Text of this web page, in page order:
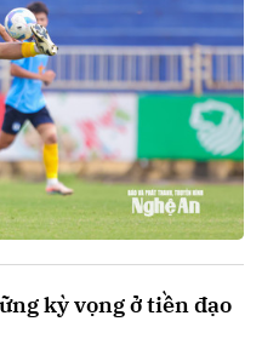
kỳ vọng ở tiền đạo